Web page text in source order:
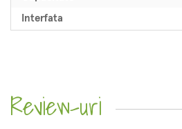
Interfata
Review-uri